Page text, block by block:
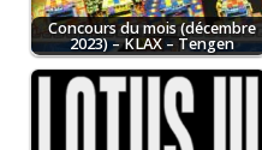
Concours du mois (décembre
2023) – KLAX – Tengen